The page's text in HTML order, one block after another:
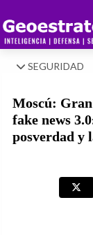
SEGURIDAD
Moscú:
fake news
posverdad y